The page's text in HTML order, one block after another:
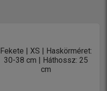
Fekete | XS | Haskörméret:
30-38 cm | Háthossz: 25
cm